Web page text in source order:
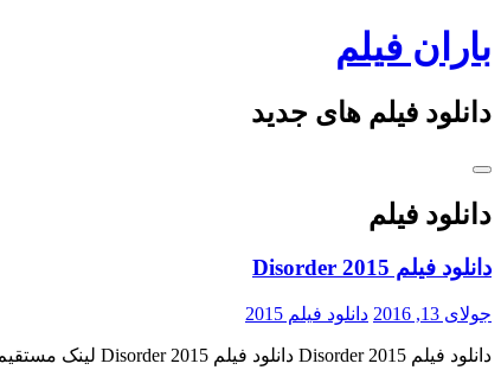
Skip
to
content
باران فیلم
دانلود فیلم های جدید
دانلود فیلم
دانلود فیلم Disorder 2015
جولای 13, 2016 دانلود فیلم 2015
دانلود فیلم Disorder 2015 دانلود فیلم Disorder 2015 لینک مستقیم دانلود فیلم Disorder 2015 با دو کیفیت « دانلود رایگان با لینک مستقیم از هستی دانلود » (BluRay 720p / BluRay 1080p) تاریخ اکران : […]